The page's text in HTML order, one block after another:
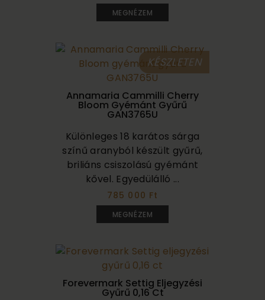
MEGNÉZEM
KÉSZLETEN
Annamaria Cammilli Cherry
Bloom Gyémánt Gyűrű
GAN3765U
Különleges 18 karátos sárga
színű aranyból készült gyűrű,
briliáns csiszolású gyémánt
kővel. Egyedülálló ...
785 000 Ft
MEGNÉZEM
Forevermark Settig Eljegyzési
Gyűrű 0,16 Ct